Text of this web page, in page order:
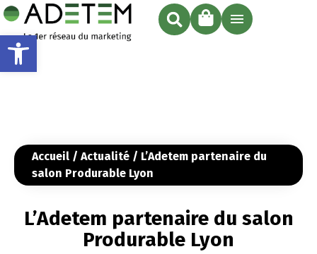
Ouvrir la barre d’outils
Accueil / Actualité / L’Adetem partenaire du
salon Produrable Lyon
L’Adetem partenaire du salon
Produrable Lyon